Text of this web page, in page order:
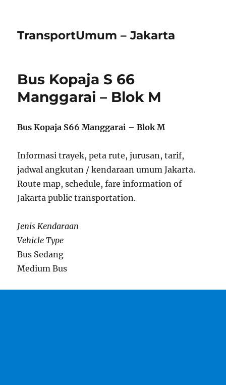
TransportUmum – Jakarta
Bus Kopaja S 66
Manggarai – Blok M
Bus Kopaja S66 Manggarai – Blok M
Informasi trayek, peta rute, jurusan, tarif,
jadwal angkutan / kendaraan umum Jakarta.
Route map, schedule, fare information of
Jakarta public transportation.
Jenis Kendaraan
Vehicle Type
Bus Sedang
Medium Bus